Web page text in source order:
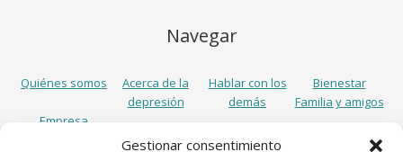
Gestionar consentimiento
Navegar
Quiénes somos
Acerca de la
depresión
Hablar con los
demás
Bienestar
Familia y amigos
Empresa